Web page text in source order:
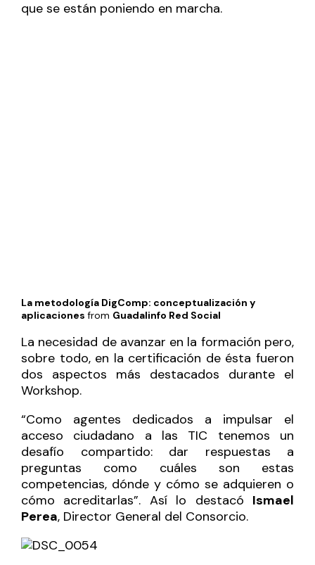
que se están poniendo en marcha.
La metodología DigComp: conceptualización y
aplicaciones from Guadalinfo Red Social
La necesidad de avanzar en la formación pero,
sobre todo, en la certificación de ésta fueron
dos aspectos más destacados durante el
Workshop.
“Como agentes dedicados a impulsar el
acceso ciudadano a las TIC tenemos un
desafío compartido: dar respuestas a
preguntas como cuáles son estas
competencias, dónde y cómo se adquieren o
cómo acreditarlas”. Así lo destacó Ismael
Perea, Director General del Consorcio.